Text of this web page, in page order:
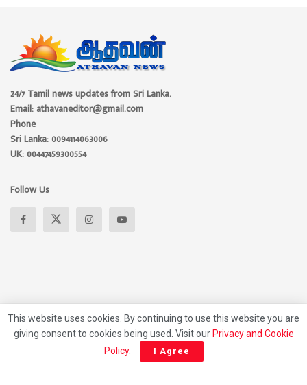
24/7 Tamil news updates from Sri Lanka.
Email: athavaneditor@gmail.com
Phone
Sri Lanka: 0094114063006
UK: 00447459300554
Follow Us
About Privacy Policy Contact Us
This website uses cookies. By continuing to use this website you are
giving consent to cookies being used. Visit our Privacy and Cookie
Policy. I Agree